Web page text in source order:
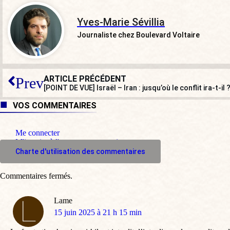
Yves-Marie Sévillia
Journaliste chez Boulevard Voltaire
PrevARTICLE PRÉCÉDENT
[POINT DE VUE] Israël – Iran : jusqu’où le conflit ira-t-il ?
VOS COMMENTAIRES
Me connecter
M'inscrire à l'espace commentaire
Charte d'utilisation des commentaires
Lame
dit
15 juin 2025 à 21 h 15 min
Commentaires fermés.